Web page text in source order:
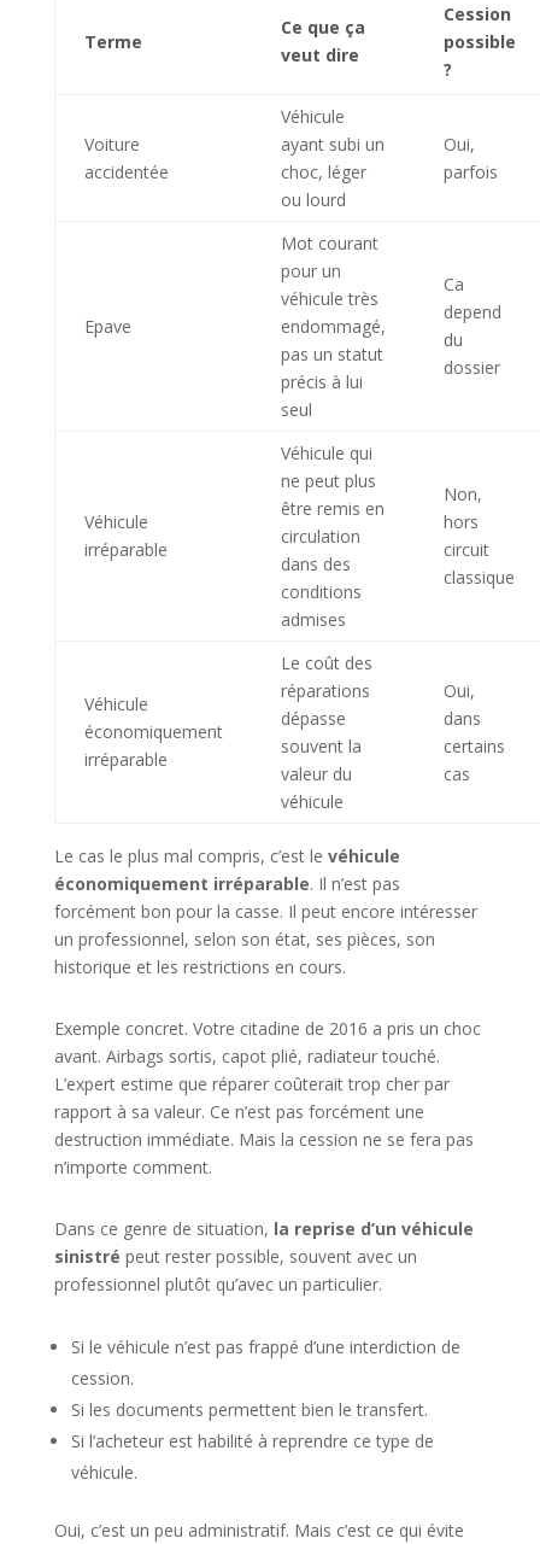
Terme
Ce que ça
veut dire
Cession
possible
?
Voiture
accidentée
Véhicule
ayant subi un
choc, léger
ou lourd
Oui,
parfois
Epave
Mot courant
pour un
véhicule très
endommagé,
pas un statut
précis à lui
seul
Ca
depend
du
dossier
Véhicule
irréparable
Véhicule qui
ne peut plus
être remis en
circulation
dans des
conditions
admises
Non,
hors
circuit
classique
Véhicule
économiquement
irréparable
Le coût des
réparations
dépasse
souvent la
valeur du
véhicule
Oui,
dans
certains
cas
Le cas le plus mal compris, c’est le véhicule
économiquement irréparable. Il n’est pas
forcément bon pour la casse. Il peut encore intéresser
un professionnel, selon son état, ses pièces, son
historique et les restrictions en cours.
Exemple concret. Votre citadine de 2016 a pris un choc
avant. Airbags sortis, capot plié, radiateur touché.
L’expert estime que réparer coûterait trop cher par
rapport à sa valeur. Ce n’est pas forcément une
destruction immédiate. Mais la cession ne se fera pas
n’importe comment.
Dans ce genre de situation, la reprise d’un véhicule
sinistré peut rester possible, souvent avec un
professionnel plutôt qu’avec un particulier.
Si le véhicule n’est pas frappé d’une interdiction de
cession.
Si les documents permettent bien le transfert.
Si l’acheteur est habilité à reprendre ce type de
véhicule.
Oui, c’est un peu administratif. Mais c’est ce qui évite